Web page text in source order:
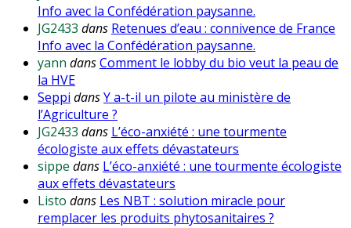
Info avec la Confédération paysanne.
JG2433 dans Retenues d’eau : connivence de France
Info avec la Confédération paysanne.
yann dansComment le lobby du bio veut la peau de
la HVE
Seppi dansY a-t-il un pilote au ministère de
l’Agriculture ?
JG2433 dans L’éco-anxiété : une tourmente
écologiste aux effets dévastateurs
sippe dans L’éco-anxiété : une tourmente écologiste
aux effets dévastateurs
Listo dans Les NBT : solution miracle pour
remplacer les produits phytosanitaires ?